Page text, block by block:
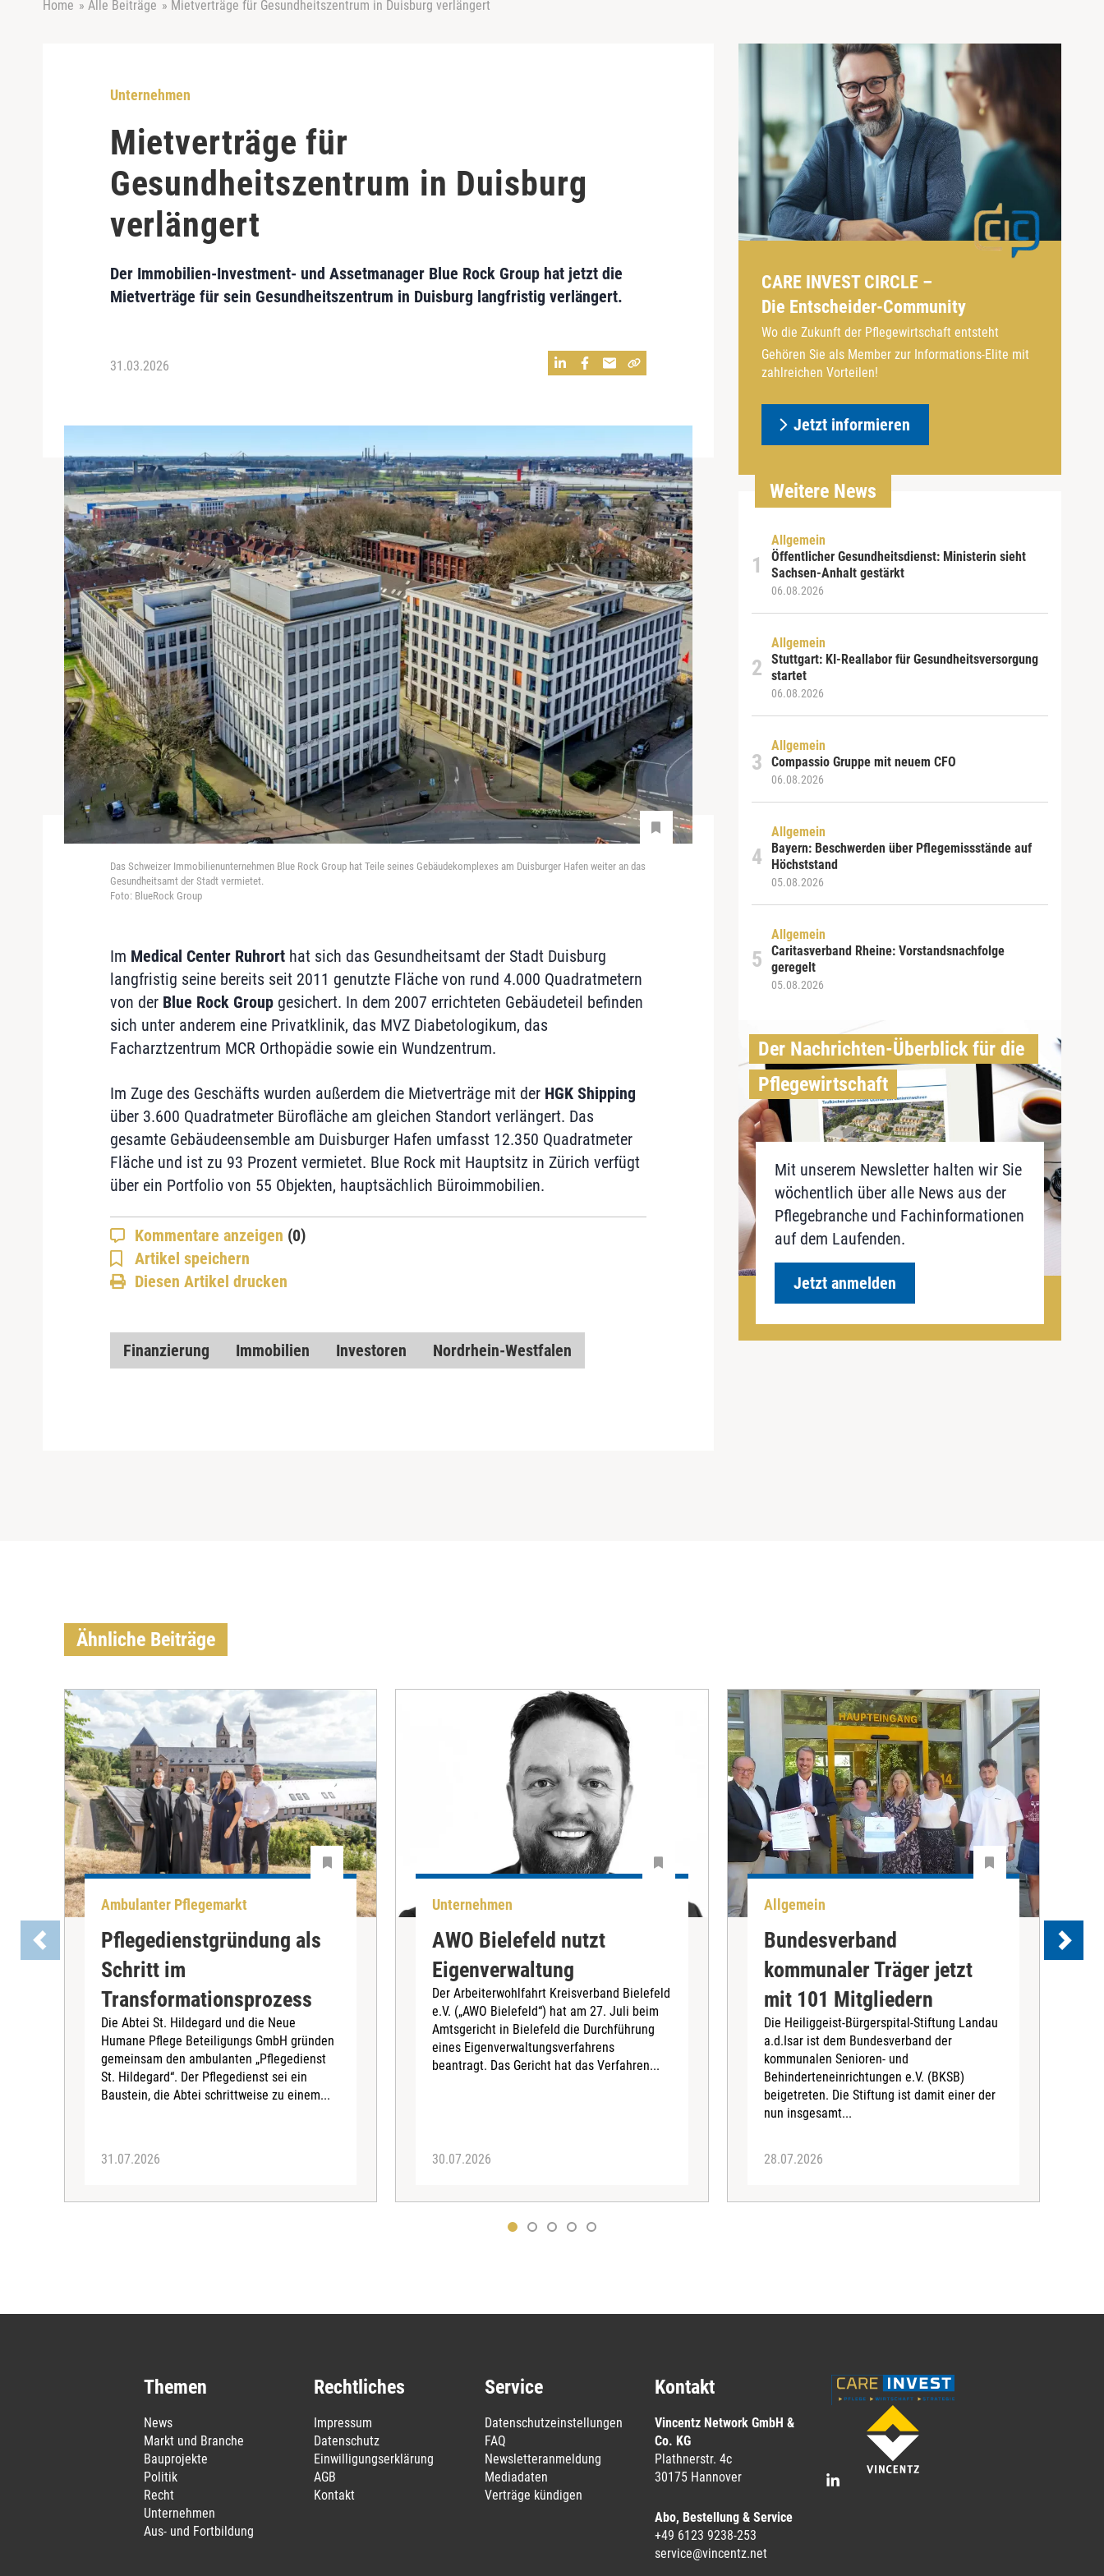
Home » Alle Beiträge » Mietverträge für Gesundheitszentrum in Duisburg verlängert
Unternehmen
Mietverträge für
Gesundheitszentrum in Duisburg
verlängert
Der Immobilien-Investment- und Assetmanager Blue Rock Group hat jetzt die
Mietverträge für sein Gesundheitszentrum in Duisburg langfristig verlängert.
31.03.2026
Das Schweizer Immobilienunternehmen Blue Rock Group hat Teile seines Gebäudekomplexes am Duisburger Hafen weiter an das
Gesundheitsamt der Stadt vermietet.
Foto: BlueRock Group
Im Medical Center Ruhrorthat sich das Gesundheitsamt der Stadt Duisburg
langfristig seine bereits seit 2011 genutzte Fläche von rund 4.000 Quadratmetern
von der Blue Rock Groupgesichert. In dem 2007 errichteten Gebäudeteil befinden
sich unter anderem eine Privatklinik, das MVZ Diabetologikum, das
Facharztzentrum MCR Orthopädie sowie ein Wundzentrum.
Im Zuge des Geschäfts wurden außerdem die Mietverträge mit der HGK Shipping
über 3.600 Quadratmeter Bürofläche am gleichen Standort verlängert. Das
gesamte Gebäudeensemble am Duisburger Hafen umfasst 12.350 Quadratmeter
Fläche und ist zu 93 Prozent vermietet. Blue Rock mit Hauptsitz in Zürich verfügt
über ein Portfolio von 55 Objekten, hauptsächlich Büroimmobilien.
Kommentare anzeigen (0)
Artikel speichern
Diesen Artikel drucken
Finanzierung Immobilien Investoren Nordrhein-Westfalen
CARE INVEST CIRCLE –
Die Entscheider-Community
Wo die Zukunft der Pflegewirtschaft entsteht
Gehören Sie als Member zur Informations-Elite mit
zahlreichen Vorteilen!
Jetzt informieren
Weitere News
Allgemein
Öffentlicher Gesundheitsdienst: Ministerin sieht
Sachsen-Anhalt gestärkt
06.08.2026
Allgemein
Stuttgart: KI-Reallabor für Gesundheitsversorgung
startet
06.08.2026
Allgemein
Compassio Gruppe mit neuem CFO
06.08.2026
Allgemein
Bayern: Beschwerden über Pflegemissstände auf
Höchststand
05.08.2026
Allgemein
Caritasverband Rheine: Vorstandsnachfolge
geregelt
05.08.2026
Der Nachrichten-Überblick für die
Pflegewirtschaft
Mit unserem Newsletter halten wir Sie
wöchentlich über alle News aus der
Pflegebranche und Fachinformationen
auf dem Laufenden.
Jetzt anmelden
Ähnliche Beiträge
Ambulanter Pflegemarkt
Pflegedienstgründung als
Schritt im
Transformationsprozess
Die Abtei St. Hildegard und die Neue
Humane Pflege Beteiligungs GmbH gründen
gemeinsam den ambulanten „Pflegedienst
St. Hildegard“. Der Pflegedienst sei ein
Baustein, die Abtei schrittweise zu einem...
31.07.2026
Unternehmen
AWO Bielefeld nutzt
Eigenverwaltung
Der Arbeiterwohlfahrt Kreisverband Bielefeld
e.V. („AWO Bielefeld“) hat am 27. Juli beim
Amtsgericht in Bielefeld die Durchführung
eines Eigenverwaltungsverfahrens
beantragt. Das Gericht hat das Verfahren...
30.07.2026
Allgemein
Bundesverband
kommunaler Träger jetzt
mit 101 Mitgliedern
Die Heiliggeist-Bürgerspital-Stiftung Landau
a.d.Isar ist dem Bundesverband der
kommunalen Senioren- und
Behinderteneinrichtungen e.V. (BKSB)
beigetreten. Die Stiftung ist damit einer der
nun insgesamt...
28.07.2026
Themen
News
Markt und Branche
Bauprojekte
Politik
Recht
Unternehmen
Aus- und Fortbildung
Rechtliches
Impressum
Datenschutz
Einwilligungserklärung
AGB
Kontakt
Service
Datenschutzeinstellungen
FAQ
Newsletteranmeldung
Mediadaten
Verträge kündigen
Kontakt
Vincentz Network GmbH &
Co. KG
Plathnerstr. 4c
30175 Hannover
Abo, Bestellung & Service
+49 6123 9238-253
service@vincentz.net